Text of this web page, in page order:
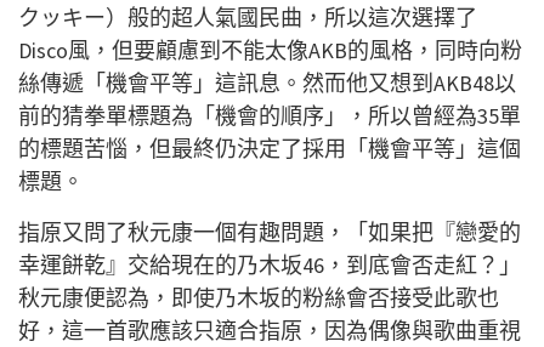
クッキー）般的超人氣國民曲，所以這次選擇了
Disco風，但要顧慮到不能太像AKB的風格，同時向粉
絲傳遞「機會平等」這訊息。然而他又想到AKB48以
前的猜拳單標題為「機會的順序」，所以曾經為35單
的標題苦惱，但最終仍決定了採用「機會平等」這個
標題。
指原又問了秋元康一個有趣問題，「如果把『戀愛的
幸運餅乾』交給現在的乃木坂46，到底會否走紅？」
秋元康便認為，即使乃木坂的粉絲會否接受此歌也
好，這一首歌應該只適合指原，因為偶像與歌曲重視